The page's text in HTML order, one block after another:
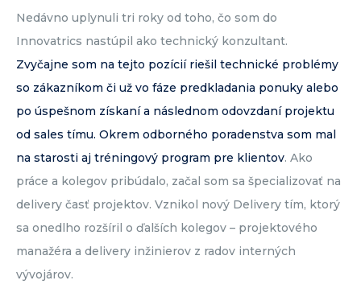
Nedávno uplynuli tri roky od toho, čo som do
Innovatrics nastúpil ako technický konzultant.
Zvyčajne som na tejto pozícií riešil technické problémy
so zákazníkom či už vo fáze predkladania ponuky alebo
po úspešnom získaní a následnom odovzdaní projektu
od sales tímu. Okrem odborného poradenstva som mal
na starosti aj tréningový program pre klientov. Ako
práce a kolegov pribúdalo, začal som sa špecializovať na
delivery časť projektov. Vznikol nový Delivery tím, ktorý
sa onedlho rozšíril o ďalších kolegov – projektového
manažéra a delivery inžinierov z radov interných
vývojárov.